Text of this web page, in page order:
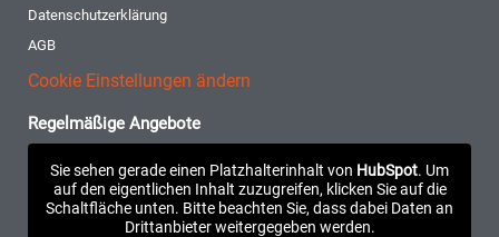
Datenschutzerklärung
AGB
Cookie Einstellungen ändern
Regelmäßige Angebote
Sie sehen gerade einen Platzhalterinhalt von HubSpot. Um
auf den eigentlichen Inhalt zuzugreifen, klicken Sie auf die
Schaltfläche unten. Bitte beachten Sie, dass dabei Daten an
Drittanbieter weitergegeben werden.